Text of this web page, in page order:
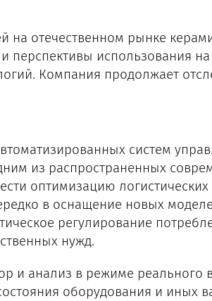
на отечественном рынке
перспективы использования на
Компания продолжает
систем
из распространенных
оптимизацию
в оснащение новых
регулирование
нужд.
и анализ в режиме реального
оборудования и иных